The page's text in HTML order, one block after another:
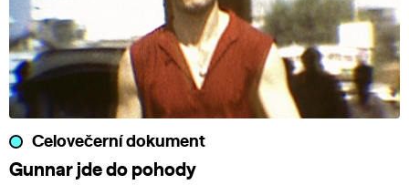
Celovečerní dokument
Gunnar jde do pohody